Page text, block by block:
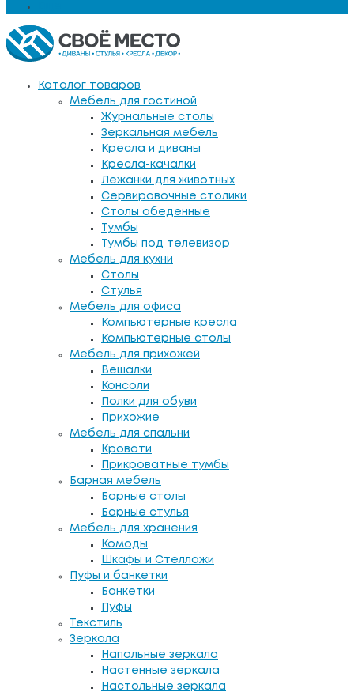
Каталог товаров
Мебель для гостиной
Журнальные столы
Зеркальная мебель
Кресла и диваны
Кресла-качалки
Лежанки для животных
Сервировочные столики
Столы обеденные
Тумбы
Тумбы под телевизор
Мебель для кухни
Столы
Стулья
Мебель для офиса
Компьютерные кресла
Компьютерные столы
Мебель для прихожей
Вешалки
Консоли
Полки для обуви
Прихожие
Мебель для спальни
Кровати
Прикроватные тумбы
Барная мебель
Барные столы
Барные стулья
Мебель для хранения
Комоды
Шкафы и Стеллажи
Пуфы и банкетки
Банкетки
Пуфы
Текстиль
Зеркала
Напольные зеркала
Настенные зеркала
Настольные зеркала